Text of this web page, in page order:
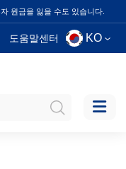
원금을 잃을 수도 있습니다.
도움말센터 KO